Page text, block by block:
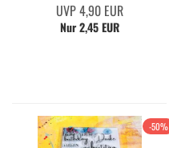
UVP 4,90 EUR
Nur 2,45 EUR
-50%